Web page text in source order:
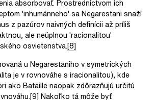
absorbovať. Prostredníctvom ich
'inhumánneho' sa Negarestani snaží
z pazúrov naivných definícii až príliš
ale neúplnou 'racionalitou'
osvietenstva.[8]
u Negarestaniho v symetrických
je v rovnováhe s iracionalitou), kde
ako Bataille naopak zdôrazňujú určitú
[9] Nakoľko tá môže byť